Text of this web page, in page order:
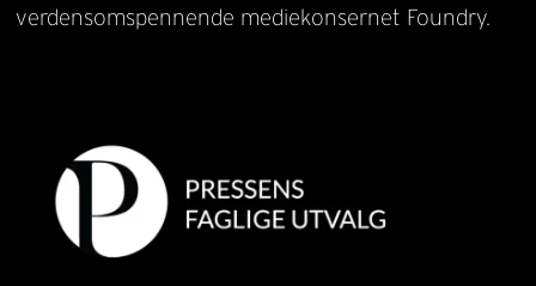
verdensomspennende mediekonsernet Foundry.